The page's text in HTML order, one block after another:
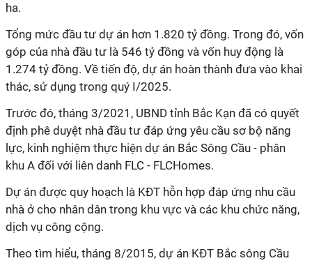
ha.
Tổng mức đầu tư dự án hơn 1.820 tỷ đồng. Trong đó, vốn
góp của nhà đầu tư là 546 tỷ đồng và vốn huy động là
1.274 tỷ đồng. Về tiến độ, dự án hoàn thành đưa vào khai
thác, sử dụng trong quý I/2025.
Trước đó, tháng 3/2021, UBND tỉnh Bắc Kạn đã có quyết
định phê duyệt nhà đầu tư đáp ứng yêu cầu sơ bộ năng
lực, kinh nghiệm thực hiện dự án Bắc Sông Cầu - phân
khu A đối với liên danh FLC - FLCHomes.
Dự án được quy hoạch là KĐT hỗn hợp đáp ứng nhu cầu
nhà ở cho nhân dân trong khu vực và các khu chức năng,
dịch vụ công cộng.
Theo tìm hiểu, tháng 8/2015, dự án KĐT Bắc sông Cầu